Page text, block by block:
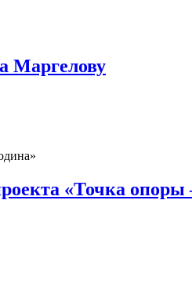
Маргелову
«Точка опоры